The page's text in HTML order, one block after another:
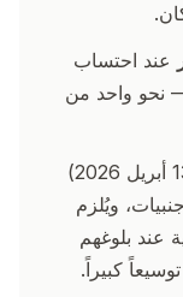
عند احتساب
— نحو واحد من
(13 أبريل 2026)
ويُلزم
عند بلوغهم